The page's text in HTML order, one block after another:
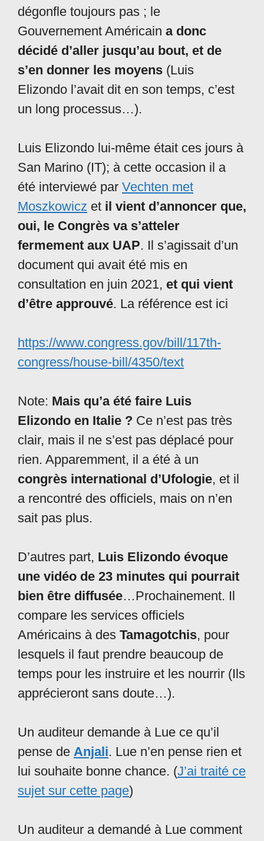
dégonfle toujours pas ; le
Gouvernement Américain a donc
décidé d’aller jusqu’au bout, et de
s’en donner les moyens (Luis
Elizondo l’avait dit en son temps, c’est
un long processus…).
Luis Elizondo lui-même était ces jours à
San Marino (IT); à cette occasion il a
été interviewé par Vechten met
Moszkowicz et il vient d’annoncer que,
oui, le Congrès va s’atteler
fermement aux UAP. Il s’agissait d’un
document qui avait été mis en
consultation en juin 2021, et qui vient
d’être approuvé. La référence est ici
https://www.congress.gov/bill/117th-
congress/house-bill/4350/text
Note: Mais qu’a été faire Luis
Elizondo en Italie ? Ce n’est pas très
clair, mais il ne s’est pas déplacé pour
rien. Apparemment, il a été à un
congrès international d’Ufologie, et il
a rencontré des officiels, mais on n’en
sait pas plus.
D’autres part, Luis Elizondo évoque
une vidéo de 23 minutes qui pourrait
bien être diffusée…Prochainement. Il
compare les services officiels
Américains à des Tamagotchis, pour
lesquels il faut prendre beaucoup de
temps pour les instruire et les nourrir (Ils
apprécieront sans doute…).
Un auditeur demande à Lue ce qu’il
pense de Anjali. Lue n’en pense rien et
lui souhaite bonne chance. (J’ai traité ce
sujet sur cette page)
Un auditeur a demandé à Lue comment